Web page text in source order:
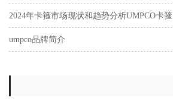
2024年卡箍市场现状和趋势分析UMPCO卡箍
umpco品牌简介